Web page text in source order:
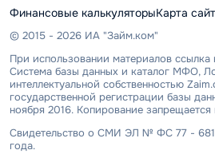
Финансовые калькуляторыКарта
© 2015 - 2026 ИА "Займ.ком"
При использовании материалов ссылка
Система базы данных и каталог МФО,
интеллектуальной собственностью
государственной регистрации базы
ноября 2016. Копирование
Свидетельство о СМИ ЭЛ № ФС 77 -
года.